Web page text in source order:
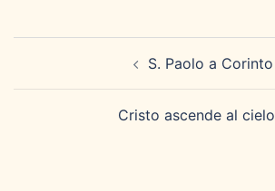
S. Paolo a Corinto
Cristo ascende al cielo